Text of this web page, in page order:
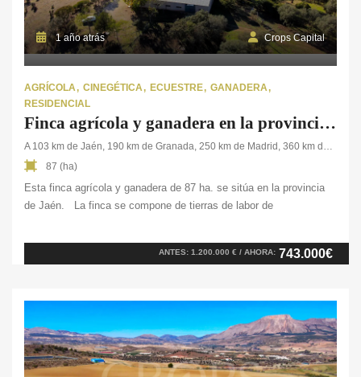
1 año atrás Crops Capital
AGRÍCOLA CINEGÉTICA ECUESTRE GANADERA
RESIDENCIAL
Finca agrícola y ganadera en la provincia de Jaén
A 103 km de Jaén, 190 km de Granada, 250 km de Madrid, 360 km de Valencia,
87 (ha)
Esta finca agrícola y ganadera de 87 ha. se sitúa en la provincia
de Jaén. La finca se compone de tierras de labor de
finca. En cuanto a sus edificaciones, dispone de un cortijo de 50
m², un almacén ganadero de 300 m², cuadras para más de
ANTES: 1.200.000 € / AHORA: 743.000€